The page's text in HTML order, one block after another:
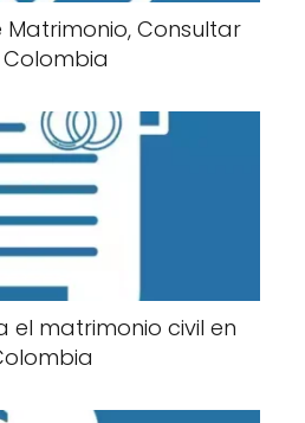
Matrimonio, Consultar
el matrimonio civil en